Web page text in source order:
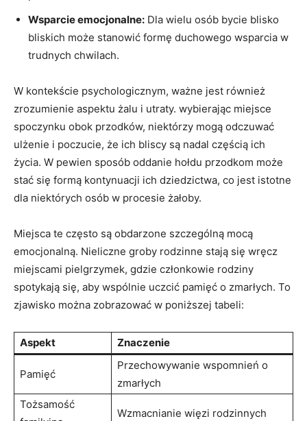
Wsparcie emocjonalne: Dla wielu osób bycie blisko
bliskich może stanowić formę duchowego wsparcia w
trudnych chwilach.
W kontekście psychologicznym, ważne jest również
zrozumienie aspektu żalu i utraty. wybierając miejsce
spoczynku obok przodków, niektórzy mogą odczuwać
ulżenie i poczucie, że ich bliscy są nadal częścią ich
życia. W pewien sposób oddanie hołdu przodkom może
stać się formą kontynuacji ich dziedzictwa, co jest istotne
dla niektórych osób w procesie żałoby.
Miejsca te często są obdarzone szczególną mocą
emocjonalną. Nieliczne groby rodzinne stają się wręcz
miejscami pielgrzymek, gdzie członkowie rodziny
spotykają się, aby wspólnie uczcić pamięć o zmarłych. To
zjawisko można zobrazować w poniższej tabeli:
Aspekt Znaczenie
Pamięć
Przechowywanie wspomnień o
zmarłych
Tożsamość
Wzmacnianie więzi rodzinnych